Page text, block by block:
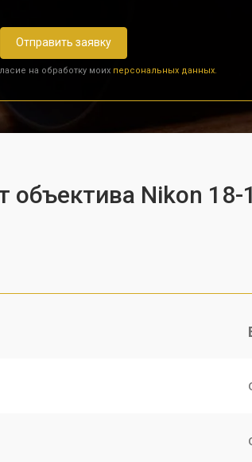
Отправить заявку
на обработку моих персональных данных.
объектива Nikon 18-